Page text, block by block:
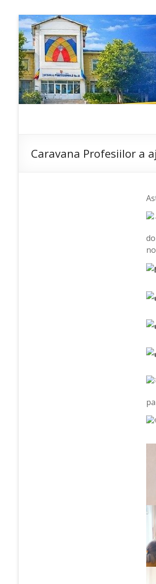
Skip
to
content
PROFESIONALĂ
NR.6
nr.6; școală
Caravana Profesiilor a